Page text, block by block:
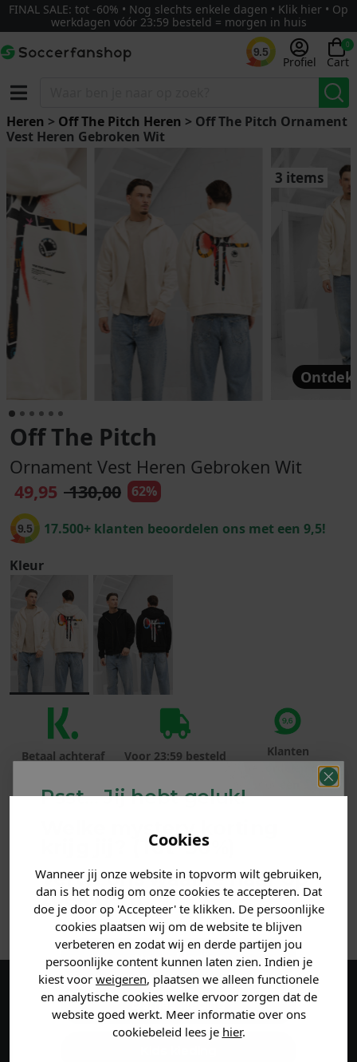
Cookies
Wanneer jij onze website in topvorm wilt gebruiken,
dan is het nodig om onze cookies te accepteren. Dat
doe je door op 'Accepteer' te klikken. De persoonlijke
cookies plaatsen wij om de website te blijven
verbeteren en zodat wij en derde partijen jou
persoonlijke content kunnen laten zien. Indien je
kiest voor weigeren, plaatsen we alleen functionele
en analytische cookies welke ervoor zorgen dat de
website goed werkt. Meer informatie over ons
cookiebeleid lees je hier.
FINAL SALE: tot -60% • Nog slechts enkele dagen • Klik hier • Op
werkdagen vóór 23:59 besteld = morgen in huis
9.5
Profiel
0
Cart
Heren > Off The Pitch Heren > Off The Pitch Ornament
Vest Heren Gebroken Wit
3 items
Off The Pitch
Ornament Vest Heren Gebroken Wit
49,95 130,00 62%
9.5 17.500+ klanten beoordelen ons met een 9,5!
Kleur
Betaal achteraf
Voor 23:59 besteld
Klanten
beoordelen ons
met een 9,6!
MATERIAAL & WASVOORSCHRIFT
ANDERE BESTELDEN OOK
Maak een account aan en ontvang 5%
korting op je eerste bestelling!
Psst... Jij hebt geluk!
Welke mystery
krijg jij? (Tot-30%
Vertel ons waar je naar op
zoek bent. 👇
Heren kleding
Dames kleding